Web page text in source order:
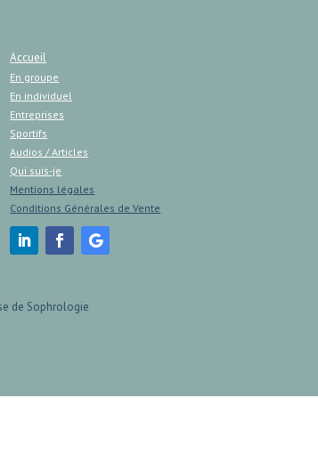
Accueil
En groupe
En individuel
Entreprises
Sportifs
Audios / Articles
Qui suis-je
Mentions légales
Conditions Générales de Vente
de Sophrologie